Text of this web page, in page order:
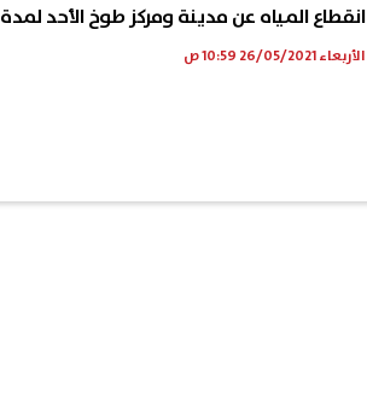
انقطاع المياه عن مدينة ومركز طوخ الأحد لمدة 8 ساعات بسبب توسعات الخطوط
الأربعاء 26/05/2021 10:59 ص